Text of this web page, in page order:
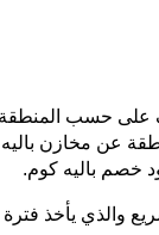
على حسب
عن مخازن
خصم باليه كوم.
يأخذ فترة